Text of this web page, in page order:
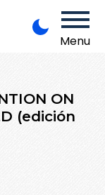
Menu
ON
(edición